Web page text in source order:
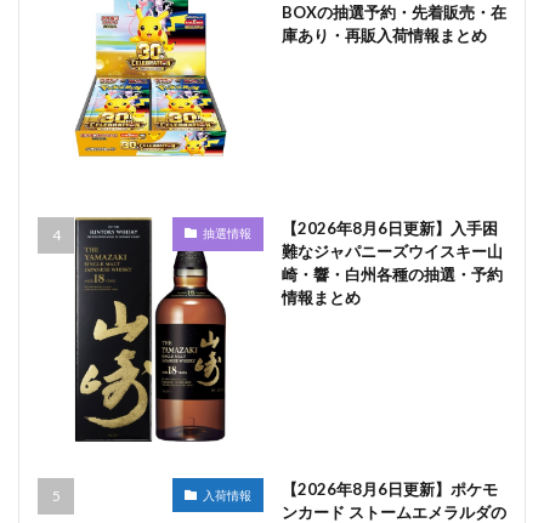
BOXの抽選予約・先着販売・在
庫あり・再販入荷情報まとめ
抽選情報
【2026年8月6日更新】入手困
難なジャパニーズウイスキー山
崎・響・白州各種の抽選・予約
情報まとめ
入荷情報
【2026年8月6日更新】ポケモ
ンカード ストームエメラルダの